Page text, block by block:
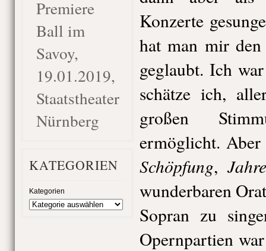
Premiere
Ball im
Savoy,
19.01.2019,
Staatstheater
Nürnberg
KATEGORIEN
Kategorien
Konzerte
hat man mir
geglaubt. Ich
schätze ich,
großen
ermöglicht. Aber
Schöpfung,
wunderbaren
Sopran zu
Opernpartien